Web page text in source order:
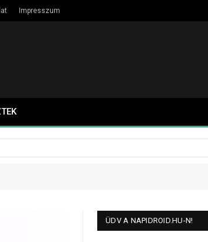
Impresszum
ÜDV A NAPIDROID.HU-N!